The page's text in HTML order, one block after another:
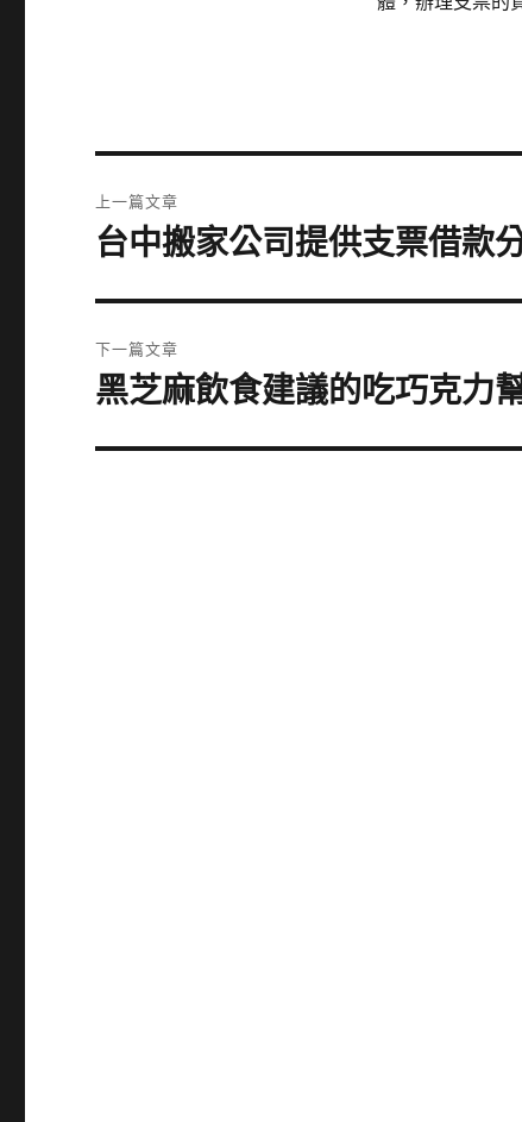
章
上一篇文章
上
篇
文
章:
台中搬家公司提供支票借款
下一篇文章
下
篇
黑芝麻飲食建議的吃巧克力